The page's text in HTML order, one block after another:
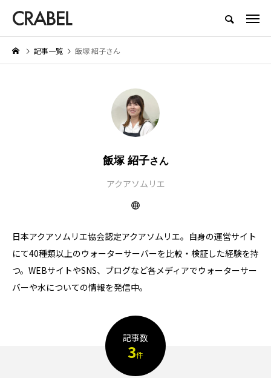
記事一覧 飯塚 紹子さん
飯塚 紹子さん
アクアソムリエ
日本アクアソムリエ協会認定アクアソムリエ。自身の運営サイト
にて40種類以上のウォーターサーバーを比較・検証した経験を持
つ。WEBサイトやSNS、ブログなど各メディアでウォーターサー
バーや水についての情報を発信中。
記事数
3件
もっとくらべる、もっとほしくなる
NEW POST
医師転職サイト・エージェントお
評判から徹底比較
2025.06.19
BEAUTY
に体験したメリット・デメリッ
を紹介
2026.06.29
TAG LIST
it転職おすすめ
アップルジム